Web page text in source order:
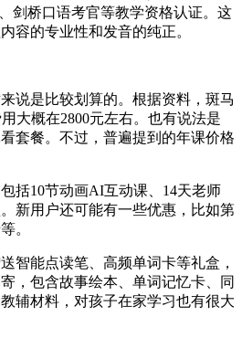
剑桥口语考官等教学资格认证。这
容的专业性和发音的纯正。
说是比较划算的。根据资料，斑马
大概在2800元左右。也有说法是
套餐。不过，普遍提到的年课价格
括10节动画AI互动课、14天老师
新用户还可能有一些优惠，比如第
。
智能点读笔、高频单词卡等礼盒，
，包含故事绘本、单词记忆卡、同
辅材料，对孩子在家学习也有很大